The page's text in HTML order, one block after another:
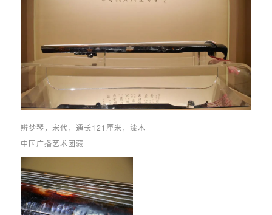
辨梦琴，宋代，通长121厘米，漆木
中国广播艺术团藏